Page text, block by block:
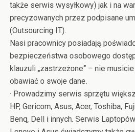
także serwis wysyłkowy) jak i na
precyzowanych przez podpisane
(Outsourcing IT).
Nasi pracownicy posiadają
bezpieczeństwa osobowego
klauzuli „zastrzeżone” – nie
obawiać o swoje dane.
· Prowadzimy serwis sprzętu
HP, Gericom, Asus, Acer, Toshiba,
Benq, Dell i innych. Serwis